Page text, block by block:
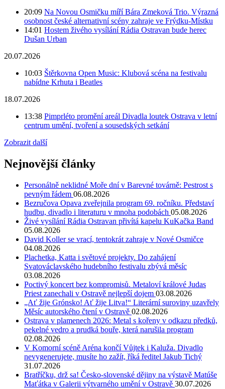
20:09 Na Novou Osmičku míří Bára Zmeková Trio. Výrazná
osobnost české alternativní scény zahraje ve Frýdku-Místku
14:01 Hostem živého vysílání Rádia Ostravan bude herec
Dušan Urban
20.07.2026
10:03 Štěrkovna Open Music: Klubová scéna na festivalu
nabídne Krhuta i Beatles
18.07.2026
13:38 Pimprléto promění areál Divadla loutek Ostrava v letní
centrum umění, tvoření a sousedských setkání
Zobrazit další
Nejnovější články
Personálně neklidné Moře dní v Barevné továrně: Pestrost s
pevným řádem 06.08.2026
Bezručova Opava zveřejnila program 69. ročníku. Představí
hudbu, divadlo i literaturu v mnoha podobách 05.08.2026
Živé vysílání Rádia Ostravan přivítá kapelu KuKačka Band
05.08.2026
David Koller se vrací, tentokrát zahraje v Nové Osmičce
04.08.2026
Plachetka, Katta i světové projekty. Do zahájení
Svatováclavského hudebního festivalu zbývá měsíc
03.08.2026
Poctivý koncert bez kompromisů. Metaloví králové Judas
Priest zanechali v Ostravě nejlepší dojem 03.08.2026
„Ať žije Grónsko! Ať žije Litva!“ Literární suroviny uzavřely
Měsíc autorského čtení v Ostravě 02.08.2026
Ostrava v plamenech 2026: Metal s kořeny v odkazu předků,
pekelné vedro a prudká bouře, která narušila program
02.08.2026
V Komorní scéně Aréna končí Vůjtek i Kaluža. Divadlo
nevygenerujete, musíte ho zažít, říká ředitel Jakub Tichý
31.07.2026
Bratříčku, drž sa! Česko-slovenské dějiny na výstavě Matúše
Maťátka v Galerii výtvarného umění v Ostravě 30.07.2026